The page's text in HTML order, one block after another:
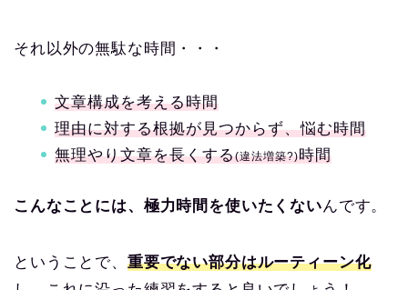
それ以外の無駄な時間・・・
文章構成を考える時間
理由に対する根拠が見つからず、悩む時間
無理やり文章を長くする(違法増築?)時間
こんなことには、極力時間を使いたくないんです。
ということで、 重要でない部分はルーティーン化